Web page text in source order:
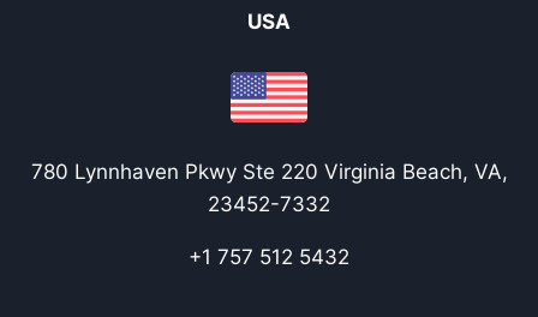
USA
780 Lynnhaven Pkwy Ste 220 Virginia Beach, VA,
23452-7332
+1 757 512 5432